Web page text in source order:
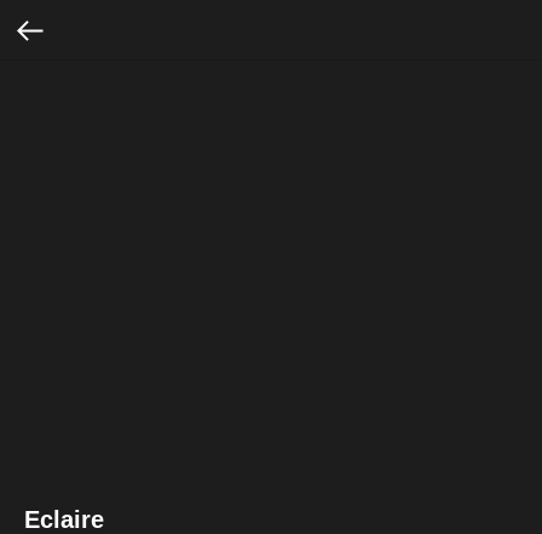
Eclaire